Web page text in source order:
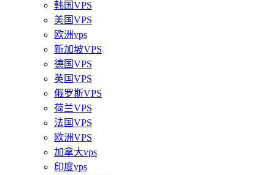
韩国VPS
美国VPS
欧洲vps
新加坡VPS
德国VPS
英国VPS
俄罗斯VPS
荷兰VPS
法国VPS
欧洲VPS
加拿大vps
印度vps